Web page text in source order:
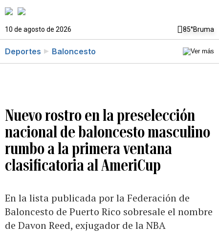
10 de agosto de 2026 85°Bruma
Deportes Baloncesto
Nuevo rostro en la preselección
nacional de baloncesto masculino
rumbo a la primera ventana
clasificatoria al AmeriCup
En la lista publicada por la Federación de
Baloncesto de Puerto Rico sobresale el nombre
de Davon Reed, exjugador de la NBA